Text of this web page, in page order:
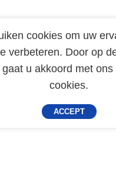
cookies om uw
verbeteren. Door op
u akkoord met ons
cookies.
ACCEPT